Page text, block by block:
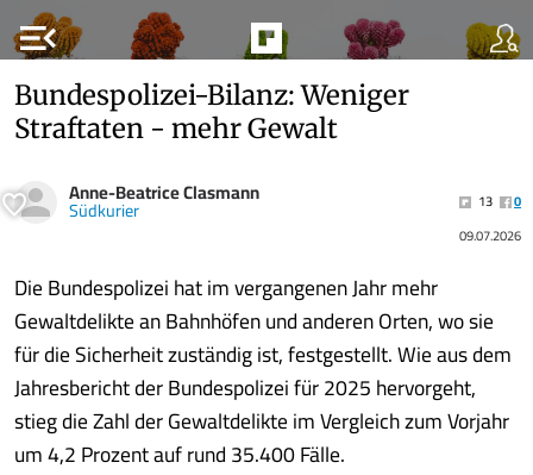
menu_open
Bundespolizei-Bilanz: Weniger
Straftaten - mehr Gewalt
Anne-Beatrice Clasmann
Südkurier 13
0
09.07.2026
Die Bundespolizei hat im vergangenen Jahr mehr
Gewaltdelikte an Bahnhöfen und anderen Orten, wo sie
für die Sicherheit zuständig ist, festgestellt. Wie aus dem
Jahresbericht der Bundespolizei für 2025 hervorgeht,
stieg die Zahl der Gewaltdelikte im Vergleich zum Vorjahr
um 4,2 Prozent auf rund 35.400 Fälle.